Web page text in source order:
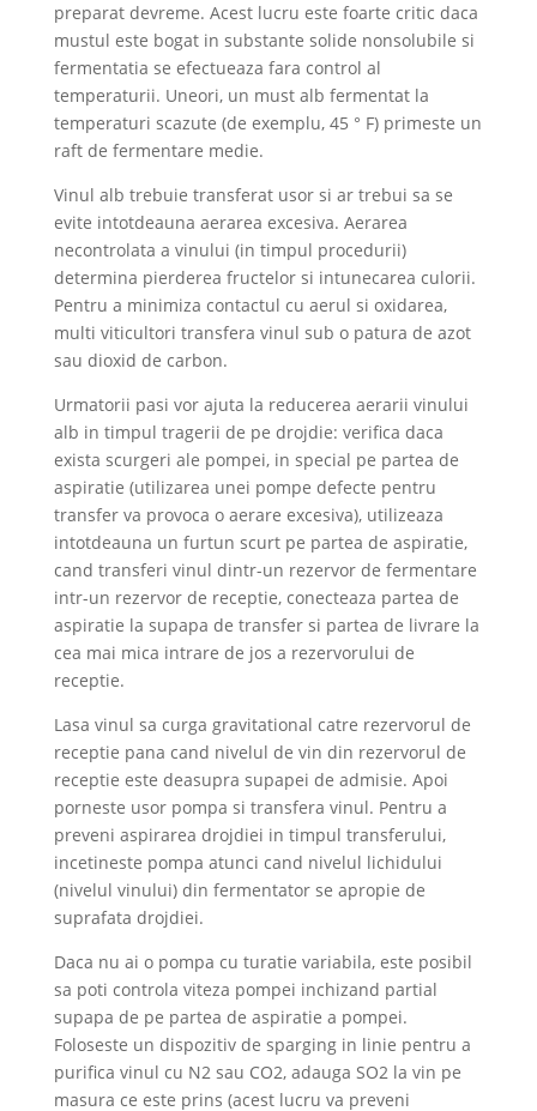
preparat devreme. Acest lucru este foarte critic daca
mustul este bogat in substante solide nonsolubile si
fermentatia se efectueaza fara control al
temperaturii. Uneori, un must alb fermentat la
temperaturi scazute (de exemplu, 45 ° F) primeste un
raft de fermentare medie.
Vinul alb trebuie transferat usor si ar trebui sa se
evite intotdeauna aerarea excesiva. Aerarea
necontrolata a vinului (in timpul procedurii)
determina pierderea fructelor si intunecarea culorii.
Pentru a minimiza contactul cu aerul si oxidarea,
multi viticultori transfera vinul sub o patura de azot
sau dioxid de carbon.
Urmatorii pasi vor ajuta la reducerea aerarii vinului
alb in timpul tragerii de pe drojdie: verifica daca
exista scurgeri ale pompei, in special pe partea de
aspiratie (utilizarea unei pompe defecte pentru
transfer va provoca o aerare excesiva), utilizeaza
intotdeauna un furtun scurt pe partea de aspiratie,
cand transferi vinul dintr-un rezervor de fermentare
intr-un rezervor de receptie, conecteaza partea de
aspiratie la supapa de transfer si partea de livrare la
cea mai mica intrare de jos a rezervorului de
receptie.
Lasa vinul sa curga gravitational catre rezervorul de
receptie pana cand nivelul de vin din rezervorul de
receptie este deasupra supapei de admisie. Apoi
porneste usor pompa si transfera vinul. Pentru a
preveni aspirarea drojdiei in timpul transferului,
incetineste pompa atunci cand nivelul lichidului
(nivelul vinului) din fermentator se apropie de
suprafata drojdiei.
Daca nu ai o pompa cu turatie variabila, este posibil
sa poti controla viteza pompei inchizand partial
supapa de pe partea de aspiratie a pompei.
Foloseste un dispozitiv de sparging in linie pentru a
purifica vinul cu N2 sau CO2, adauga SO2 la vin pe
masura ce este prins (acest lucru va preveni